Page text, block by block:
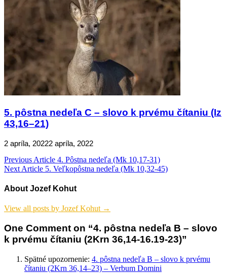
5. pôstna nedeľa C – slovo k prvému čítaniu (Iz
43,16–21)
2 apríla, 20222 apríla, 2022
Navigácia
v
článku
Previous Article 4. Pôstna nedeľa (Mk 10,17-31)
Next Article 5. Veľkopôstna nedeľa (Mk 10,32-45)
About Jozef Kohut
View all posts by Jozef Kohut →
One Comment on “4. pôstna nedeľa B – slovo
k prvému čítaniu (2Krn 36,14-16.19-23)”
Spätné upozornenie: 4. pôstna nedeľa B – slovo k prvému
čítaniu (2Krn 36,14–23) – Verbum Domini